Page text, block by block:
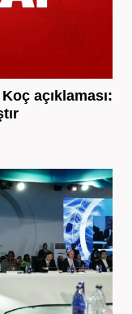
açıklaması: